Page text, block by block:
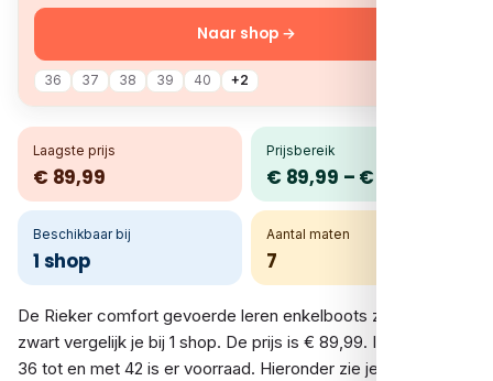
36 37 38 39 40 +2
Naar shop →
Laagste prijs
€ 89,99
Prijsbereik
€ 89,99 – € 89,99
Beschikbaar bij
1 shop
Aantal maten
7
De Rieker comfort gevoerde leren enkelboots zwart – Zwart
zwart vergelijk je bij 1 shop. De prijs is € 89,99. In de maten
36 tot en met 42 is er voorraad. Hieronder zie je per shop de